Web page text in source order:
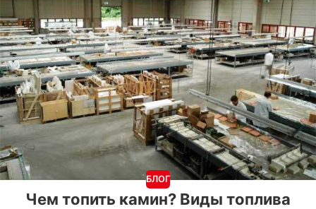
БЛОГ
Чем топить камин? Виды топлива